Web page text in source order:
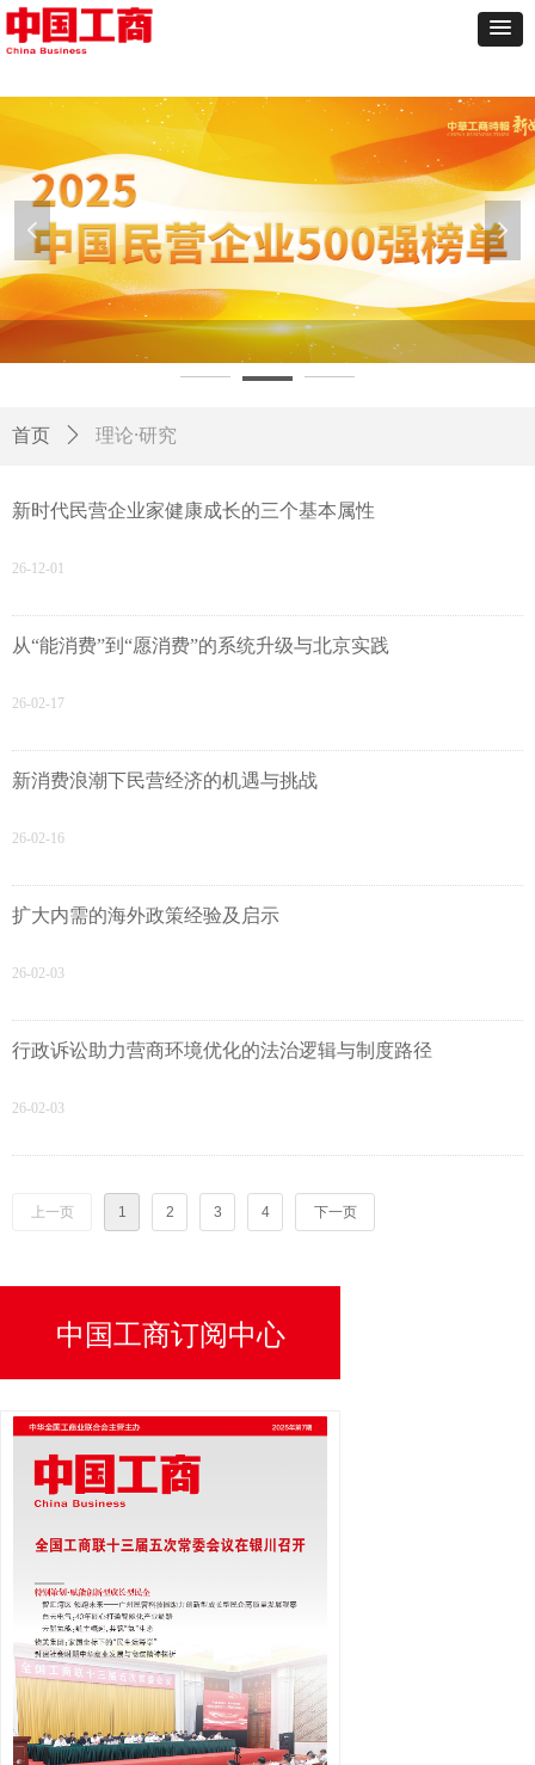
新时代民营企业家健康成长的三个基本属性
26-12-01
从“能消费”到“愿消费”的系统升级与北京实践
26-02-17
新消费浪潮下民营经济的机遇与挑战
26-02-16
扩大内需的海外政策经验及启示
26-02-03
行政诉讼助力营商环境优化的法治逻辑与制度路径
26-02-03
上一页 1 2 3 4 下一页
首页 ꄲ 理论·研究
넳 넲
中国工商订阅中心